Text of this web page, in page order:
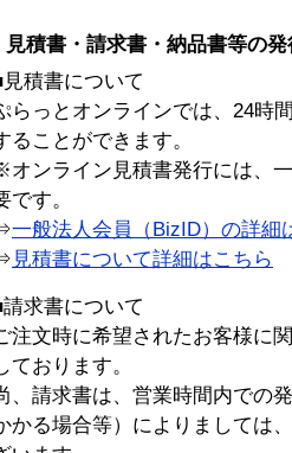
見積書・請求書・納品書等の
見積書について
らっとオンラインでは、24時
ることができます。
オンライン見積書発行には、
です。
一般法人会員（BizID）の詳細
見積書について詳細はこちら
請求書について
注文時に希望されたお客様に
ております。
、請求書は、営業時間内での
かる場合等）によりましては